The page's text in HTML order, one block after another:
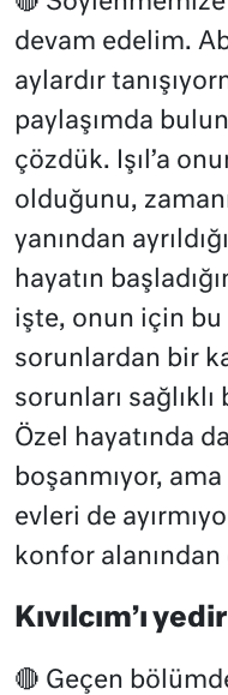
devam edelim.
aylardır
paylaşımda
çözdük. Işıl’a
olduğunu,
yanından
hayatın
işte, onun için
sorunlardan bir
sorunları
Özel hayatında
boşanmıyor,
evleri de
konfor alanından
Kıvılcım’ı
🔴 Geçen